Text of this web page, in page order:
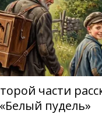
части
пудель»